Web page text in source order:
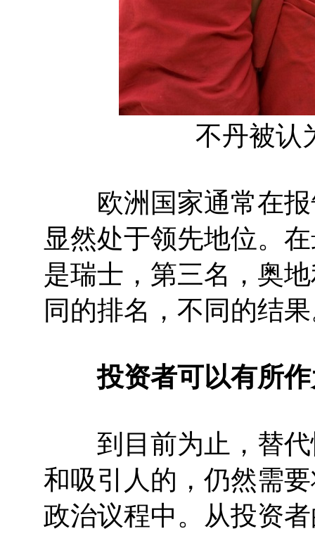
不丹被认为
欧洲国家通常在报
显然处于领先地位。
是瑞士，第三名，奥
同的排名，不同的结
投资者可以有所作
到目前为止，替代
和吸引人的，仍然需
政治议程中。从投资